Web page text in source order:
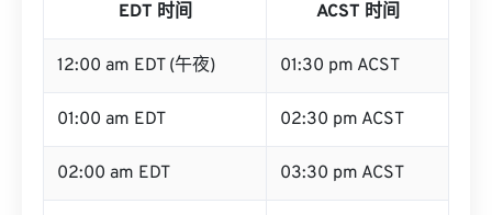
EDT 时间 ACST 时间
12:00 am EDT (午夜) 01:30 pm ACST
01:00 am EDT 02:30 pm ACST
02:00 am EDT 03:30 pm ACST